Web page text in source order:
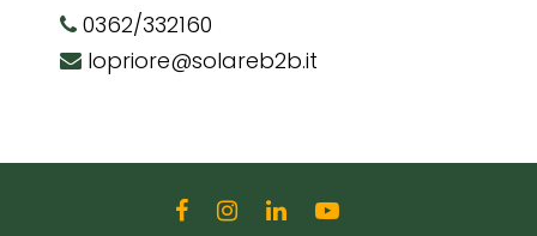
0362/332160
lopriore@solareb2b.it